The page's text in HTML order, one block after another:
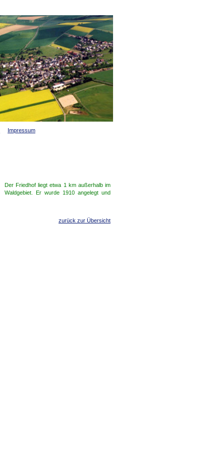
Impressum
Der Friedhof liegt etwa 1 km außerhalb im
Waldgebiet. Er wurde 1910 angelegt und
zurück zur Übersicht